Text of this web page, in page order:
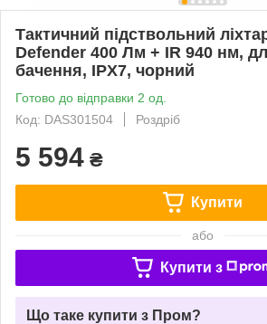
Тактичний підствольний
Defender 400 Лм + IR 940 нм,
бачення, IPX7, чорний
Готово до відправки 2 од.
Код: DAS301504
Роздріб
5 594 ₴
Купити
або
Купити з
Що таке купити з Пром?